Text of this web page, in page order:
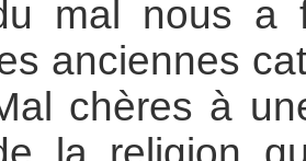
mal nous a
anciennes
chères à